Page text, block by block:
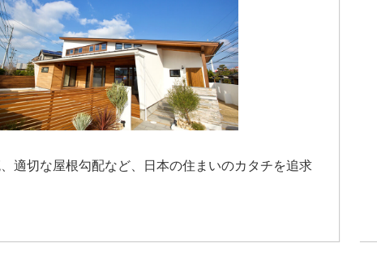
適切な屋根勾配など、日本の住まいのカタチを追求